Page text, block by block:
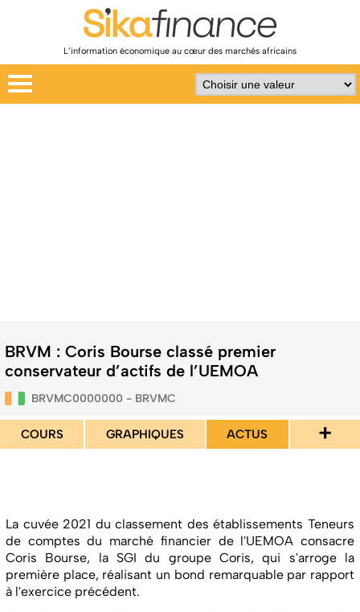
L’information économique au cœur des marchés africains
BRVM : Coris Bourse classé premier
conservateur d’actifs de l’UEMOA
BRVMC0000000 - BRVMC
COURS GRAPHIQUES ACTUS +
La cuvée 2021 du classement des établissements Teneurs
de comptes du marché financier de l'UEMOA consacre
Coris Bourse, la SGI du groupe Coris, qui s'arroge la
première place, réalisant un bond remarquable par rapport
à l'exercice précédent.